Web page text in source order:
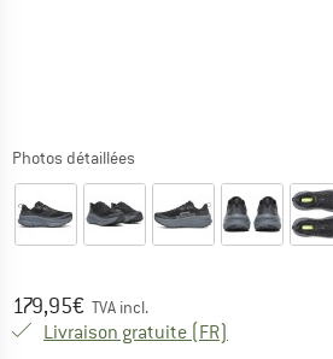
Photos détaillées
Prix:
179,95€ TVA incl.
Livraison gratuite (FR)